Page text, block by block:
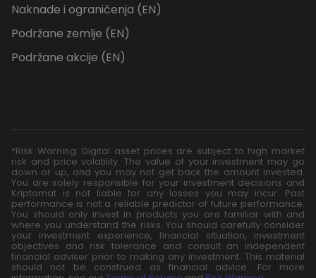
Naknade i ograničenja (EN)
Podržane zemlje (EN)
Podržane akcije (EN)
*Risk Warning: Digital asset prices are subject to high market
risk and price volatility. The value of your investment may go
down or up, and you may not get back the amount invested.
You are solely responsible for your investment decisions and
Kriptomat is not liable for any losses you may incur. Past
performance is not a reliable predictor of future performance.
You should only invest in products you are familiar with and
where you understand the risks. You should carefully consider
your investment experience, financial situation, investment
objectives and risk tolerance and consult an independent
financial adviser prior to making any investment. This material
should not be construed as financial advice. For more